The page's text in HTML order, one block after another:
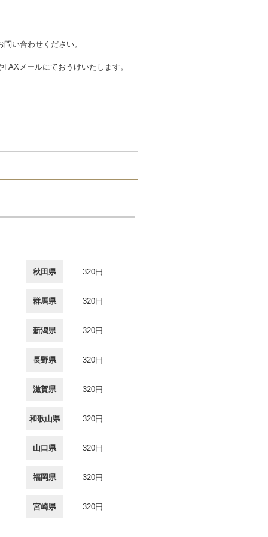
い合わせください。
メールにておうけいたします。
秋田県 320円
群馬県 320円
新潟県 320円
長野県 320円
滋賀県 320円
和歌山県 320円
山口県 320円
福岡県 320円
宮崎県 320円